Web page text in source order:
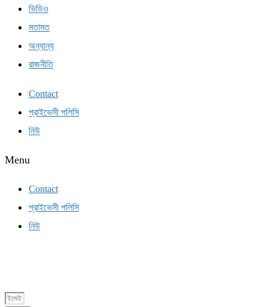
ভিডিও
মতামত
অন্যান্য
রাজনীতি
Contact
প্রাইভেসী পলিসি
নিউ
Menu
Contact
প্রাইভেসী পলিসি
নিউ